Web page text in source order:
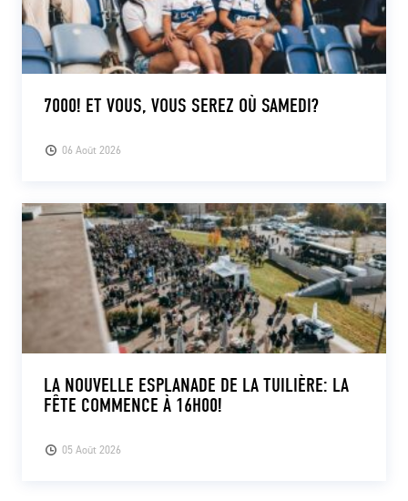
06 Août 2026
7000! ET VOUS, VOUS SEREZ OÙ SAMEDI?
05 Août 2026
LA NOUVELLE ESPLANADE DE LA TUILIÈRE: LA
FÊTE COMMENCE À 16H00!